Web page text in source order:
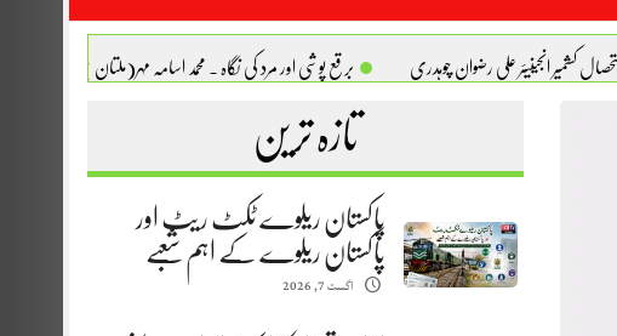
کشمیر انجینیئر علی رضوان چوہدری برقع پوشی اور مرد کی نگاہ . محمد اسامہ مہر(ملتان )
تازہ ترین
پاکستان ریلوے ٹکٹ ریٹ اور
پاکستان ریلوے کے اہم شعبے
اگست 7, 2026